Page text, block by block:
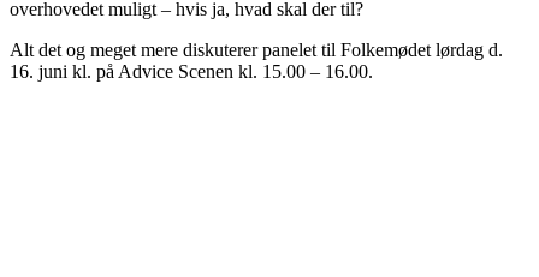
overhovedet muligt – hvis ja, hvad skal der til?
Alt det og meget mere diskuterer panelet til Folkemødet lørdag d.
16. juni kl. på Advice Scenen kl. 15.00 – 16.00.